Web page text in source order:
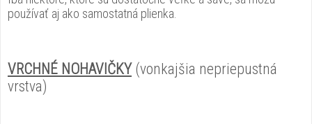
používať aj ako samostatná plienka.
VRCHNÉ NOHAVIČKY (vonkajšia nepriepustná
vrstva)